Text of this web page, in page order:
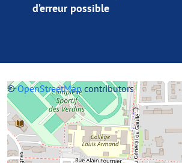
d’erreur possible
+−
©OpenStreetMapcontributors